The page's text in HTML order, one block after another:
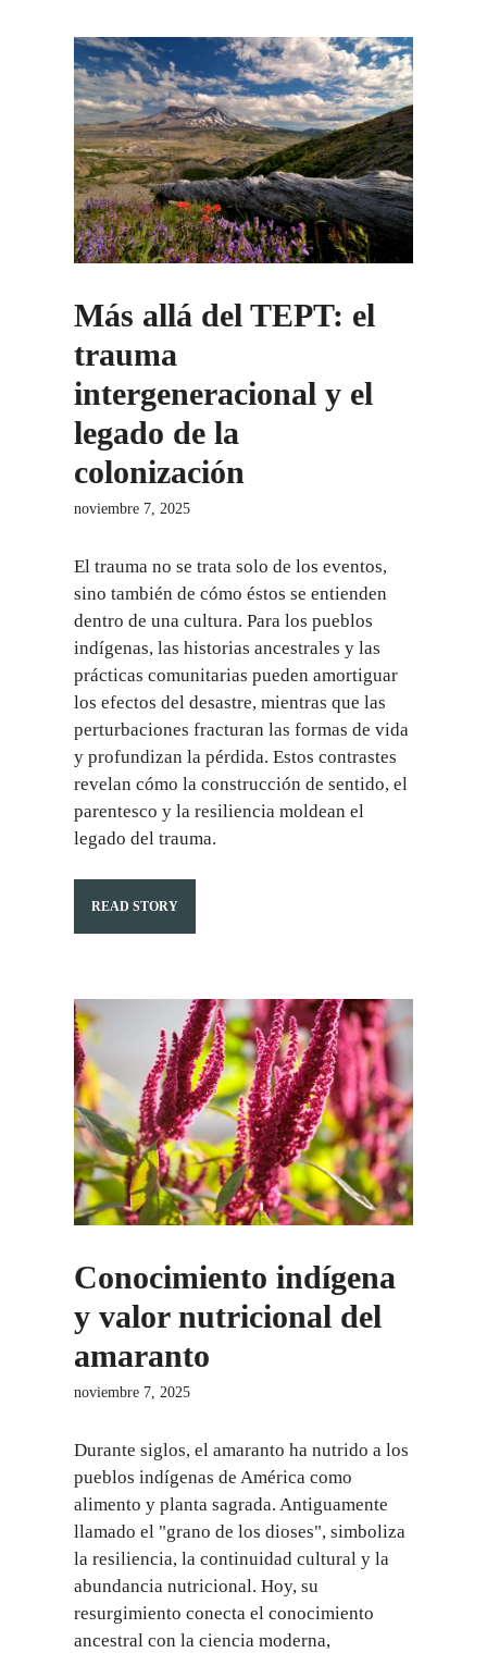
Más allá del TEPT: el
trauma
intergeneracional y el
legado de la
colonización
noviembre 7, 2025
El trauma no se trata solo de los eventos,
sino también de cómo éstos se entienden
dentro de una cultura. Para los pueblos
indígenas, las historias ancestrales y las
prácticas comunitarias pueden amortiguar
los efectos del desastre, mientras que las
perturbaciones fracturan las formas de vida
y profundizan la pérdida. Estos contrastes
revelan cómo la construcción de sentido, el
parentesco y la resiliencia moldean el
legado del trauma.
READ STORY
Conocimiento indígena
y valor nutricional del
amaranto
noviembre 7, 2025
Durante siglos, el amaranto ha nutrido a los
pueblos indígenas de América como
alimento y planta sagrada. Antiguamente
llamado el "grano de los dioses", simboliza
la resiliencia, la continuidad cultural y la
abundancia nutricional. Hoy, su
resurgimiento conecta el conocimiento
ancestral con la ciencia moderna,